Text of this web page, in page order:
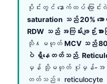
ပိုင်းတွင် နောက်ထပ် ပြောင်းလဲ
saturation သည် 20% အေ
RDW သည် အကြမ်းဖျဉ်းအ
သို႔မဟုတ် MCV သည်
ပဲ ရှိနေတတ်သည်.
မှန် သို့မဟုတ် ပုံမှန်-အ
တတ်သည်။ reticulocyte